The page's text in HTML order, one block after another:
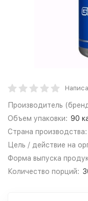
Производитель
Объем упаковки: 90
Страна производства:
Цель / действие на
Форма выпуска
Количество порций: